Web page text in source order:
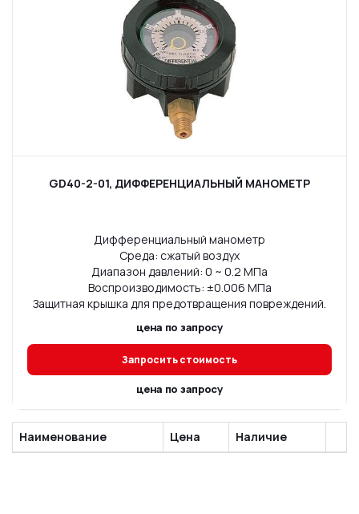
GD40-2-01, ДИФФЕРЕНЦИАЛЬНЫЙ МАНОМЕТР
Дифференциальный манометр
Среда: сжатый воздух
Диапазон давлений: 0 ~ 0.2 МПа
Воспроизводимость: ±0.006 МПа
Защитная крышка для предотвращения повреждений.
цена по запросу
Запросить стоимость
цена по запросу
Наименование Цена Наличие